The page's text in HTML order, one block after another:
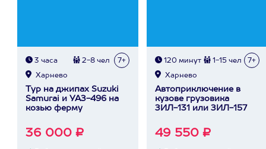
3 часа 2-8 чел 7+
Харнево
Тур на джипах Suzuki
Samurai и УАЗ-496 на
козью ферму
36 000 ₽
120 минут 1-15 чел 7+
Харнево
Автоприключение в
кузове грузовика
ЗИЛ-131 или ЗИЛ-157
49 550 ₽